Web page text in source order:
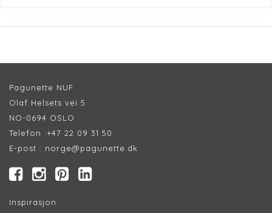
Pagunette NUF
Olaf Helsets vei 5
NO-0694 OSLO
Telefon :+47 22 09 31 50
E-post : norge@pagunette.dk
Inspirasjon